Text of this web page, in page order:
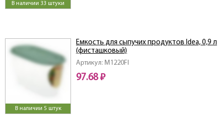
В наличии 33 штуки
В наличии 5 штук
Артикул: M1220FI
Емкость для сыпучих продуктов Idea, 0,9 л
(фисташковый)
97.68 ₽